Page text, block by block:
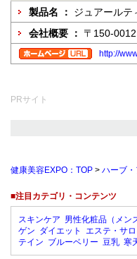
製品名 ： ジュアールテ
会社概要 ： 〒150-
http://
PRサイト
健康美容EXPO：TOP > ハーブ
■注目カテゴリ・コンテンツ
スキンケア 男性化粧品（メン
ゲン ダイエット エステ・サ
テイン ブルーベリー 豆乳 寒